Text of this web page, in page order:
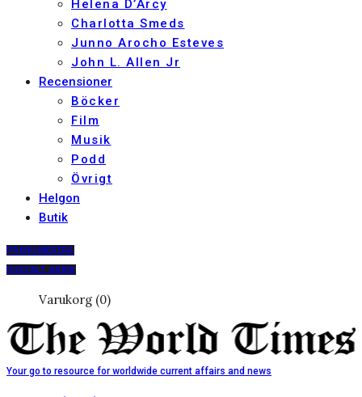
Helena D’Arcy
Charlotta Smeds
Junno Arocho Esteves
John L. Allen Jr
Recensioner
Böcker
Film
Musik
Podd
Övrigt
Helgon
Butik
PRENUMERERA
DIGITALT ARKIV
Varukorg (0)
Your go to resource for worldwide current affairs and news